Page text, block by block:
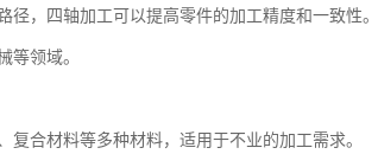
径，四轴加工可以提高零件的加工精度和一致性。
等领域。
合材料等多种材料，适用于不业的加工需求。